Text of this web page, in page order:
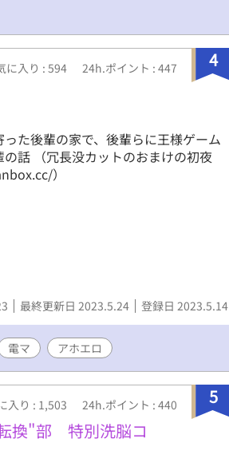
4
に入り : 594 24h.ポイント : 447
た後輩の家で、後輩らに王様ゲーム
話 （冗長没カットのおまけの初夜
）
最終更新日 2023.5.24 登録日 2023.5.14
電マ アホエロ
5
入り : 1,503 24h.ポイント : 440
換"部 特別洗脳コ